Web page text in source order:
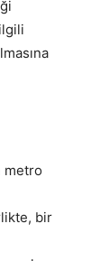
metro
bir